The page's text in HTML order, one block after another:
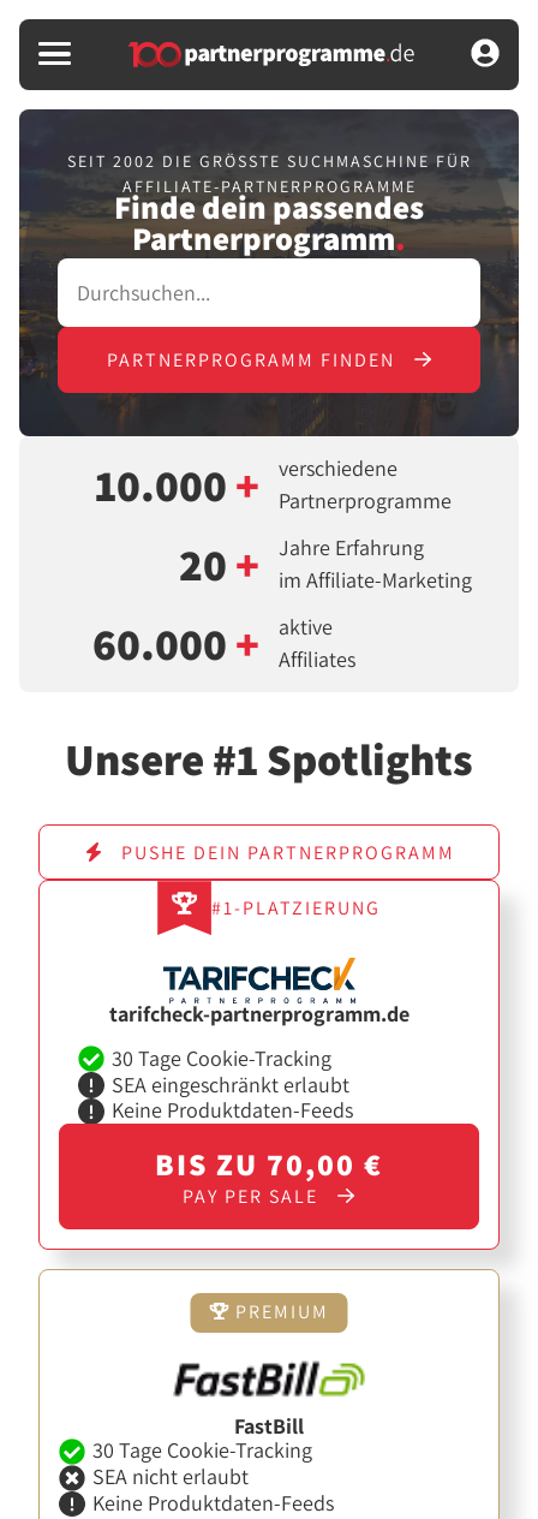
SEIT 2002 DIE GRÖSSTE SUCHMASCHINE FÜR
AFFILIATE-PARTNERPROGRAMME
Finde dein passendes
Partnerprogramm.
PARTNERPROGRAMM FINDEN
10.000+
verschiedene
Partnerprogramme
20+
Jahre Erfahrung
im Affiliate-Marketing
60.000+
aktive
Affiliates
Unsere #1 Spotlights
PUSHE DEIN PARTNERPROGRAMM
#1-PLATZIERUNG
tarifcheck-partnerprogramm.de
30 Tage Cookie-Tracking
SEA eingeschränkt erlaubt
Keine Produktdaten-Feeds
BIS ZU 70,00 €
PAY PER SALE
PREMIUM
FastBill
30 Tage Cookie-Tracking
SEA nicht erlaubt
Keine Produktdaten-Feeds